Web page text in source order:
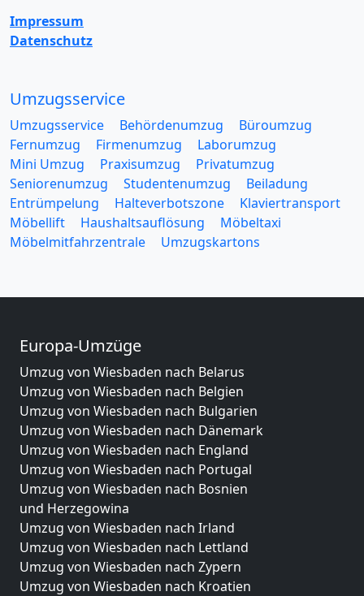
Impressum
Datenschutz
Umzugsservice
Umzugsservice Behördenumzug
Büroumzug
Fernumzug
Firmenumzug
Laborumzug
Mini Umzug
Praxisumzug
Privatumzug
Seniorenumzug
Studentenumzug
Beiladung
Entrümpelung
Halteverbotszone
Klaviertransport
Möbellift
Haushaltsauflösung
Möbeltaxi
Möbelmitfahrzentrale
Umzugskartons
Europa-Umzüge
Umzug von Wiesbaden nach Belarus
Umzug von Wiesbaden nach Belgien
Umzug von Wiesbaden nach Bulgarien
Umzug von Wiesbaden nach Dänemark
Umzug von Wiesbaden nach England
Umzug von Wiesbaden nach Portugal
Umzug von Wiesbaden nach Bosnien
und Herzegowina
Umzug von Wiesbaden nach Irland
Umzug von Wiesbaden nach Lettland
Umzug von Wiesbaden nach Zypern
Umzug von Wiesbaden nach Kroatien